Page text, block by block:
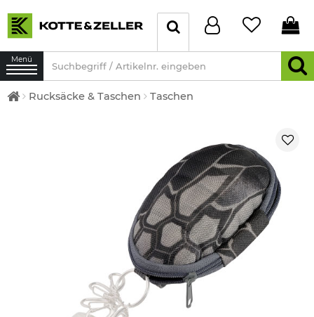
Menü
Rucksäcke & Taschen Taschen